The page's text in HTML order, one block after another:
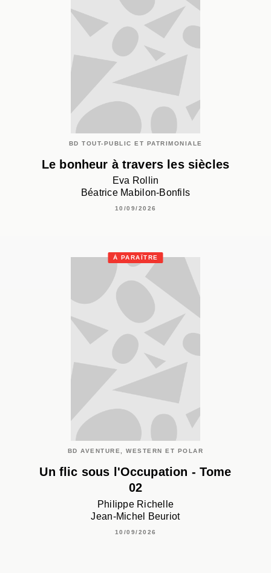
BD TOUT-PUBLIC ET PATRIMONIALE
Le bonheur à travers les siècles
Eva Rollin
Béatrice Mabilon-Bonfils
10/09/2026
À PARAÎTRE
BD AVENTURE, WESTERN ET POLAR
Un flic sous l'Occupation - Tome
02
Philippe Richelle
Jean-Michel Beuriot
10/09/2026